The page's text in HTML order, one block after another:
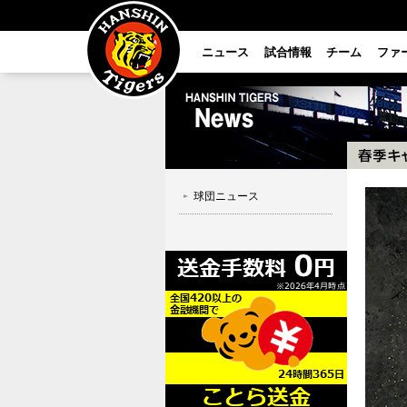
ニュース 試合情報 チーム ファ
球団ニュース